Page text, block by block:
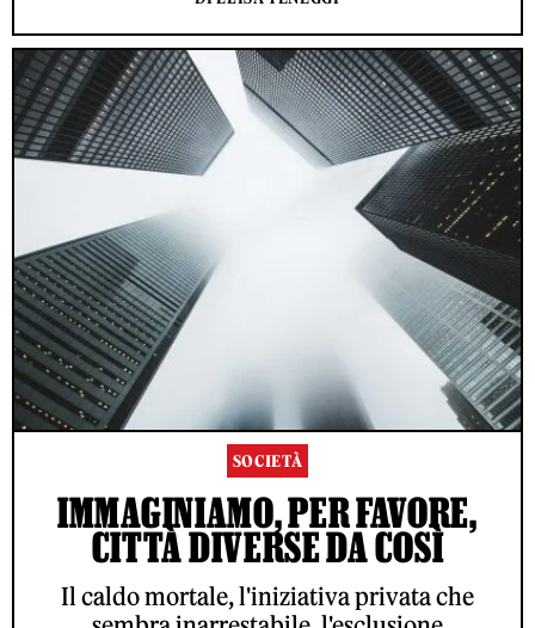
SOCIETÀ
IMMAGINIAMO, PER FAVORE,
CITTÀ DIVERSE DA COSÌ
Il caldo mortale, l'iniziativa privata che